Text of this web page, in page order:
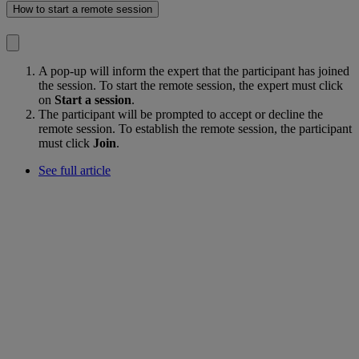
How to start a remote session
A pop-up will inform the expert that the participant has joined
the session. To start the remote session, the expert must click
on Start a session.
The participant will be prompted to accept or decline the
remote session. To establish the remote session, the participant
must click Join.
See full article